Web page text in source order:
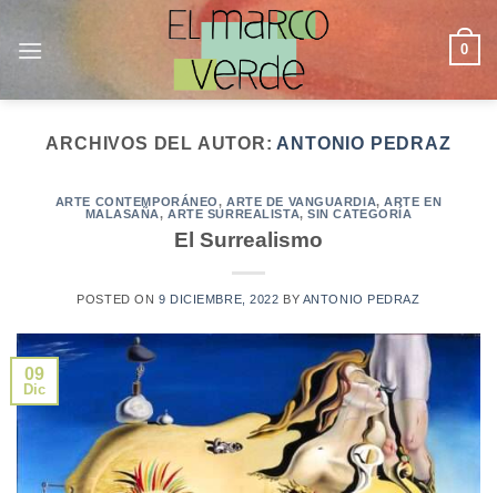
0
ARCHIVOS DEL AUTOR: ANTONIO PEDRAZ
ARTE CONTEMPORÁNEO,ARTE DE VANGUARDIA,ARTE EN
MALASAÑA,ARTE SURREALISTA,SIN CATEGORÍA
El Surrealismo
POSTED ON 9 DICIEMBRE, 2022 BY ANTONIO PEDRAZ
09
Dic